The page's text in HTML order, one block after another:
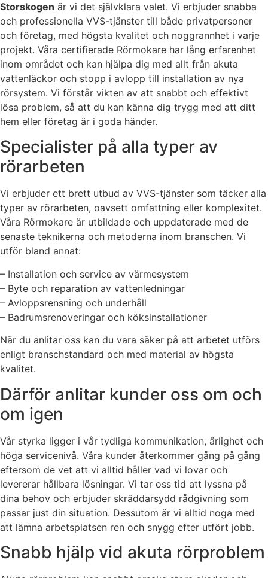
Storskogen är vi det självklara valet. Vi erbjuder snabba
och professionella VVS-tjänster till både privatpersoner
och företag, med högsta kvalitet och noggrannhet i varje
projekt. Våra certifierade Rörmokare har lång erfarenhet
inom området och kan hjälpa dig med allt från akuta
vattenläckor och stopp i avlopp till installation av nya
rörsystem. Vi förstår vikten av att snabbt och effektivt
lösa problem, så att du kan känna dig trygg med att ditt
hem eller företag är i goda händer.
Specialister på alla typer av
rörarbeten
Vi erbjuder ett brett utbud av VVS-tjänster som täcker alla
typer av rörarbeten, oavsett omfattning eller komplexitet.
Våra Rörmokare är utbildade och uppdaterade med de
senaste teknikerna och metoderna inom branschen. Vi
utför bland annat:
– Installation och service av värmesystem
– Byte och reparation av vattenledningar
– Avloppsrensning och underhåll
– Badrumsrenoveringar och köksinstallationer
När du anlitar oss kan du vara säker på att arbetet utförs
enligt branschstandard och med material av högsta
kvalitet.
Därför anlitar kunder oss om och
om igen
Vår styrka ligger i vår tydliga kommunikation, ärlighet och
höga servicenivå. Våra kunder återkommer gång på gång
eftersom de vet att vi alltid håller vad vi lovar och
levererar hållbara lösningar. Vi tar oss tid att lyssna på
dina behov och erbjuder skräddarsydd rådgivning som
passar just din situation. Dessutom är vi alltid noga med
att lämna arbetsplatsen ren och snygg efter utfört jobb.
Snabb hjälp vid akuta rörproblem